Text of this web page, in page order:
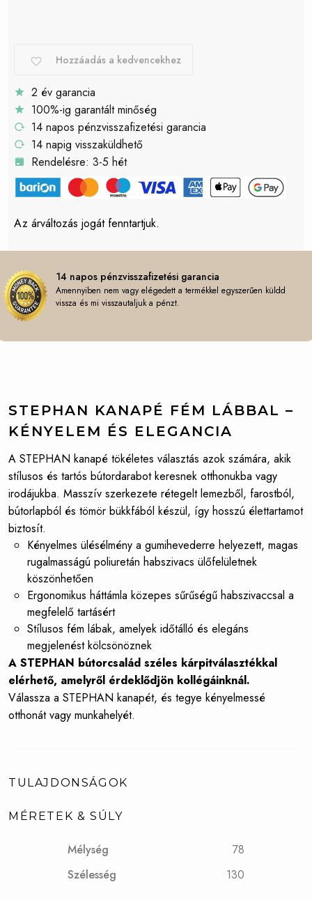
Hozzáadás a kedvencekhez
2 év garancia
100%-ig garantált minőség
14 napos pénzvisszafizetési garancia
14 napig visszaküldhető
Rendelésre: 3-5 hét
Az árváltozás jogát fenntartjuk.
14 napos pénzvisszafizetési garancia
Amennyiben nem vagy elégedett a termékkel egyszerűen küldd
vissza és mi visszautaljuk a pénzt.
STEPHAN KANAPÉ FÉM LÁBBAL –
KÉNYELEM ÉS ELEGANCIA
A STEPHAN kanapé tökéletes választás azok számára, akik
stílusos és tartós bútordarabot keresnek otthonukba vagy
irodájukba. Masszív szerkezete rétegelt lemezből, farostból,
bútorlapból és tömör bükkfából készül, így hosszú élettartamot
biztosít.
Kényelmes ülésélmény a gumihevederre helyezett, magas
rugalmasságú poliuretán habszivacs ülőfelületnek
köszönhetően
Ergonomikus háttámla közepes sűrűségű habszivaccsal a
megfelelő tartásért
Stílusos fém lábak, amelyek időtálló és elegáns
megjelenést kölcsönöznek
A STEPHAN bútorcsalád széles kárpitválasztékkal
elérhető, amelyről érdeklődjön kollégáinknál.
Válassza a STEPHAN kanapét, és tegye kényelmessé
otthonát vagy munkahelyét.
TULAJDONSÁGOK
MÉRETEK & SÚLY
Mélység
78
Szélesség
130